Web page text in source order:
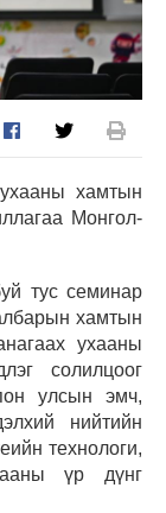
хамтын
Монгол-
тус семинар
хамтын
ухааны
солилцоог
улсын эмч,
нийтийн
технологи,
үр дүнг